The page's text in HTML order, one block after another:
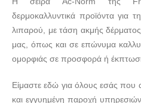
δερμοκαλλυντικά προϊόντα για
λιπαρού, με τάση ακμής
μας, όπως και σε επώνυμα
ομορφιάς σε προσφορά ή
Είμαστε εδώ για όλους εσάς που
και εγγυημένη παροχή